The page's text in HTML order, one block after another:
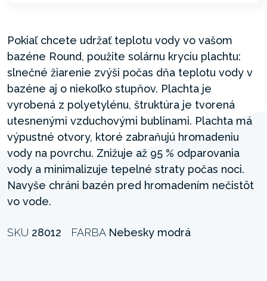
Pokiaľ chcete udržať teplotu vody vo vašom
bazéne Round, použite solárnu kryciu plachtu:
slnečné žiarenie zvýši počas dňa teplotu vody v
bazéne aj o niekoľko stupňov. Plachta je
vyrobená z polyetylénu, štruktúra je tvorená
utesnenými vzduchovými bublinami. Plachta má
výpustné otvory, ktoré zabraňujú hromadeniu
vody na povrchu. Znižuje až 95 % odparovania
vody a minimalizuje tepelné straty počas noci.
Navyše chráni bazén pred hromadením nečistôt
vo vode.
SKU 28012 FARBA Nebesky modrá